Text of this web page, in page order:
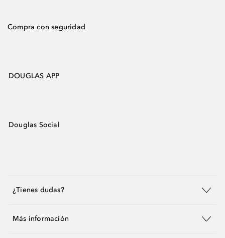
Compra con seguridad
DOUGLAS APP
Douglas Social
¿Tienes dudas?
Más información